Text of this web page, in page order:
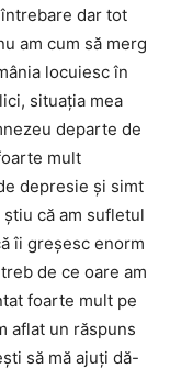
dar tot
am cum să merg
locuiesc în
situaţia mea
departe de
mult
depresie şi simt
că am sufletul
îi greşesc enorm
de ce oare am
foarte mult pe
aflat un răspuns
să mă ajuţi dă-